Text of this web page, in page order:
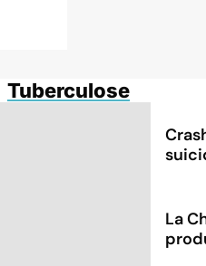
Tuberculose
La